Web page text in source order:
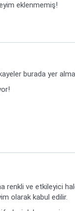
eklenmemiş!
burada yer
renkli ve etkileyici
olarak kabul edilir.